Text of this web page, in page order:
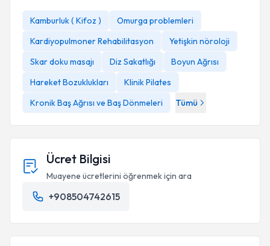
Kamburluk ( Kifoz )
Omurga problemleri
Kardiyopulmoner Rehabilitasyon
Yetişkin nöroloji
Skar doku masajı
Diz Sakatlığı
Boyun Ağrısı
Hareket Bozuklukları
Klinik Pilates
Kronik Baş Ağrısı ve Baş Dönmeleri
Tümü
Ücret Bilgisi
Muayene ücretlerini öğrenmek için ara
+908504742615